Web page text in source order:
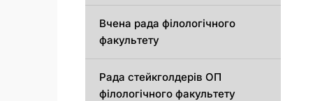
Вчена рада філологічного
факультету
Рада стейкголдерів ОП
філологічного факультету